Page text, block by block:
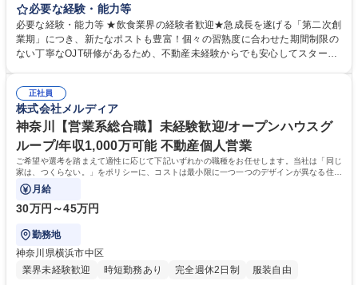
ーズやご要望を把握し、理想の住まい探しや資産形成をサポートしていく
不動産のプロフェッショナルとしての仕事です。 個人のお客様の集客か
ら、ヒアリング、物件提案、引渡しまで一気通貫で担当します。広告戦略
や住宅ローンの斡旋、売却相談まで幅広く携わり、地域情報や金融知識を
備えた圧倒的商品力を武器に、不動産のプロとしてお客様の理想の住まい
探しをサポートする仕事です。 募集職種 【埼玉/営業】飲食業界からの転
職組が活躍中！プライム上場Gで未経験から挑戦
必要な経験・能力等
必要な経験・能力等 ★飲食業界の経験者歓迎★急成長を遂げる「第二次創
業期」につき、新たなポストも豊富！個々の習熟度に合わせた期間制限の
ない丁寧なOJT研修があるため、不動産未経験からでも安心してスタート
ぶつけ合う環境だからこそ、他職種の専門知識も自然と身に付きます。飲
食店での接客や店舗管理で培った「臨機応変な対応力」や「お客様を引き
込む笑顔・元気」は、人生の大きなお買い物に寄り添う当社の売買仲介営
業で大きな武器になります。プライム上場Gの安定基盤で挑戦したい方を
歓迎します。 学歴・資格 学歴：大学院 大学 高専 短大 専修学校 高校 語学
力： 資格：第一種運転免許普通自動車
正社員
株式会社メルディア
神奈川【営業系総合職】未経験歓迎/オープンハウスグ
ループ/年収1,000万可能 不動産個人営業
ご希望や選考を踏まえて適性に応じて下記いずれかの職種をお任せします。当社は「同じ
家は、つくらない。」をポリシーに、コストは最小限に一つ一つのデザインが異なる住宅
づくりを続けています。
月給
30万円～45万円
勤務地
神奈川県横浜市中区
業界未経験歓迎
時短勤務あり 完全週休2日制 服装自由